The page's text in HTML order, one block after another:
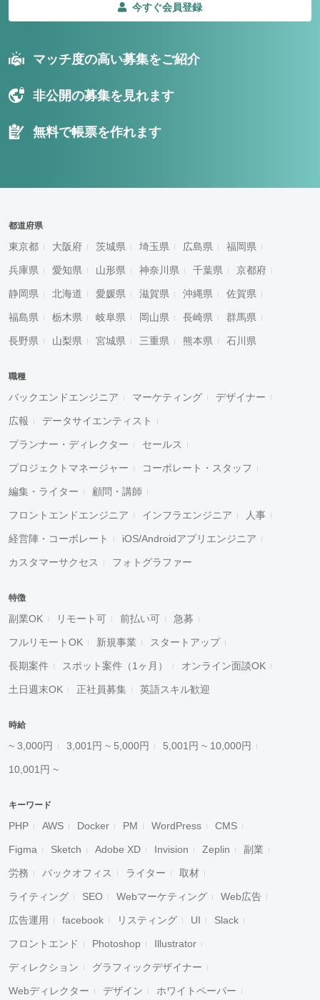
今すぐ会員登録
マッチ度の高い募集をご紹介
非公開の募集を見れます
無料で帳票を作れます
都道府県
東京都 大阪府 茨城県 埼玉県 広島県 福岡県
兵庫県 愛知県 山形県 神奈川県 千葉県 京都府
静岡県 北海道 愛媛県 滋賀県 沖縄県 佐賀県
福島県 栃木県 岐阜県 岡山県 長崎県 群馬県
長野県 山梨県 宮城県 三重県 熊本県 石川県
職種
バックエンドエンジニア マーケティング デザイナー
広報 データサイエンティスト
プランナー・ディレクター セールス
プロジェクトマネージャー コーポレート・スタッフ
編集・ライター 顧問・講師
フロントエンドエンジニア インフラエンジニア 人事
経営陣・コーポレート iOS/Androidアプリエンジニア
カスタマーサクセス フォトグラファー
特徴
副業OK リモート可 前払い可 急募
フルリモートOK 新規事業 スタートアップ
長期案件 スポット案件（1ヶ月） オンライン面談OK
土日週末OK 正社員募集 英語スキル歓迎
時給
~ 3,000円 3,001円 ~ 5,000円 5,001円 ~ 10,000円
10,001円 ~
キーワード
PHP AWS Docker PM WordPress CMS
Figma Sketch Adobe XD Invision Zeplin 副業
労務 バックオフィス ライター 取材
ライティング SEO Webマーケティング Web広告
広告運用 facebook リスティング UI Slack
フロントエンド Photoshop Illustrator
ディレクション グラフィックデザイナー
Webディレクター デザイン ホワイトペーパー